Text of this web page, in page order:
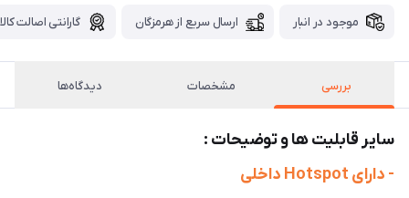
موجود در انبار ارسال سریع از هرمزگان گارانتی اصالت کالا
بررسی مشخصات دیدگاه‌ها
سایر قابلیت ها و توضیحات :
- دارای Hotspot داخلی